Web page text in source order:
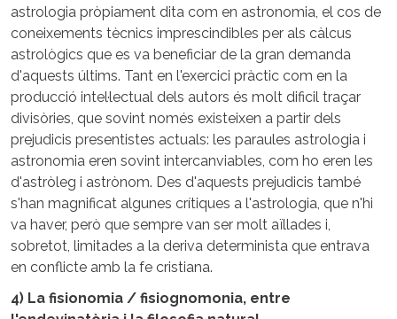
astrologia pròpiament dita com en astronomia, el cos de
coneixements tècnics imprescindibles per als càlcus
astrològics que es va beneficiar de la gran demanda
d'aquests últims. Tant en l'exercici pràctic com en la
producció intel·lectual dels autors és molt dificil traçar
divisòries, que sovint només existeixen a partir dels
prejudicis presentistes actuals: les paraules astrologia i
astronomia eren sovint intercanviables, com ho eren les
d'astròleg i astrònom. Des d'aquests prejudicis també
s'han magnificat algunes crítiques a l'astrologia, que n'hi
va haver, però que sempre van ser molt aïllades i,
sobretot, limitades a la deriva determinista que entrava
en conflicte amb la fe cristiana.
4) La fisionomia / fisiognomonia, entre